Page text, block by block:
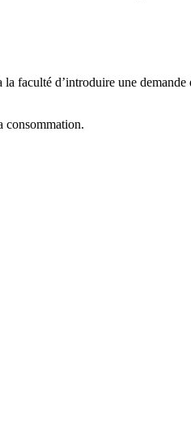
faculté d’introduire une
consommation.